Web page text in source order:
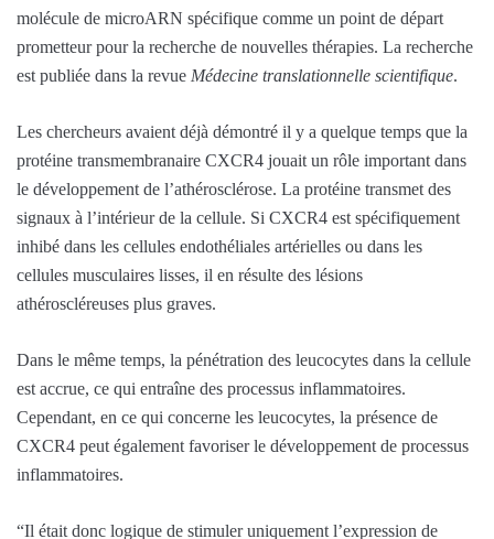
molécule de microARN spécifique comme un point de départ
prometteur pour la recherche de nouvelles thérapies. La recherche
est publiée dans la revue Médecine translationnelle scientifique.
Les chercheurs avaient déjà démontré il y a quelque temps que la
protéine transmembranaire CXCR4 jouait un rôle important dans
le développement de l’athérosclérose. La protéine transmet des
signaux à l’intérieur de la cellule. Si CXCR4 est spécifiquement
inhibé dans les cellules endothéliales artérielles ou dans les
cellules musculaires lisses, il en résulte des lésions
athéroscléreuses plus graves.
Dans le même temps, la pénétration des leucocytes dans la cellule
est accrue, ce qui entraîne des processus inflammatoires.
Cependant, en ce qui concerne les leucocytes, la présence de
CXCR4 peut également favoriser le développement de processus
inflammatoires.
“Il était donc logique de stimuler uniquement l’expression de